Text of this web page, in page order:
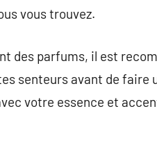
vous trouvez.
des parfums, il est
senteurs avant de faire
votre essence et